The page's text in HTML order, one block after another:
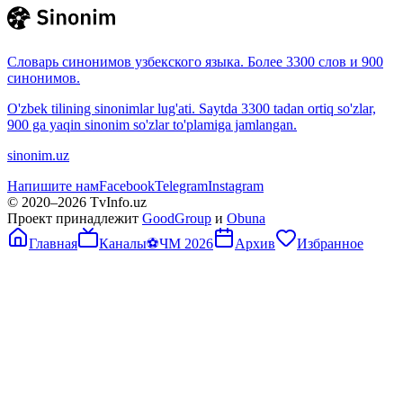
Словарь синонимов узбекского языка. Более 3300 слов и 900
синонимов.
O'zbek tilining sinonimlar lug'ati. Saytda 3300 tadan ortiq so'zlar,
900 ga yaqin sinonim so'zlar to'plamiga jamlangan.
sinonim.uz
Напишите намFacebookTelegramInstagram
© 2020–2026 TvInfo.uz
Проект принадлежит GoodGroup и Obuna
Главная
Каналы⚽ЧМ 2026 Архив Избранное